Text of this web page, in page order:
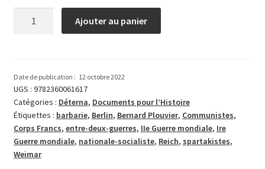
la
défaite
honorable
à
la
barbarie
soviétique
Ajouter au panier
Date de publication : 12 octobre 2022
UGS : 9782360061617
Catégories : Déterna, Documents pour l’Histoire
Étiquettes : barbarie, Berlin, Bernard Plouvier, Communistes,
Corps Francs, entre-deux-guerres, IIe Guerre mondiale, Ire
Guerre mondiale, nationale-socialiste, Reich, spartakistes,
Weimar